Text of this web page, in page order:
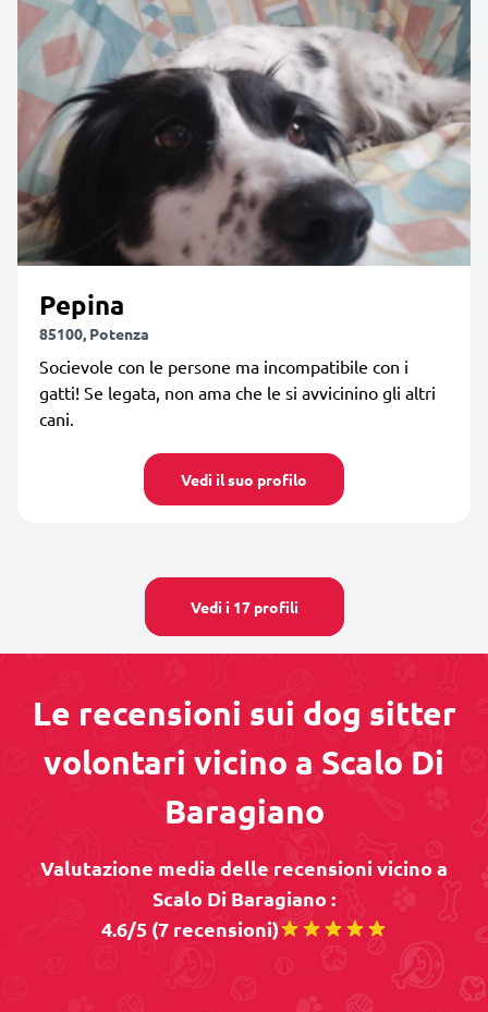
Pepina
85100, Potenza
Socievole con le persone ma incompatibile con i
gatti! Se legata, non ama che le si avvicinino gli altri
cani.
Vedi il suo profilo
Vedi i 17 profili
Le recensioni sui dog sitter
volontari vicino a Scalo Di
Baragiano
Valutazione media delle recensioni vicino a
Scalo Di Baragiano :
4.6/5 (7 recensioni)